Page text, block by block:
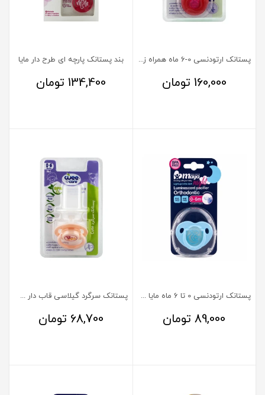
پستانک ارتودنسی 0-6 ماه همراه زنجیر وی کر کد P150
160,000 تومان
بند پستانک پارچه ای طرح دار مایا
134,400 تومان
پستانک ارتودنسی 0 تا 6 ماه مایا مدل شب تاب
89,000تومان
پستانک سرگرد گیلاسی قاب دار سایز 1 وی کر کد 101
68,700 تومان